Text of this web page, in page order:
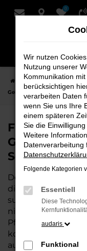
Zum
0
Startseite Weyhe
Gebrauchtwagen für Weyhe
Finden Sie
Schmidt +
Der Audi Q8 ist
die ein
suchen. Mit seiner
niedrigen
Pflege ist dieser
kostengünstige
auf Komfort und
Wir nutzen
Nutzung unserer
Kommunikation
berücksichtigen
verarbeiten Daten
wenn Sie uns Ihre
einem späteren
Sie die
Weitere
Datenverarbeitung
Folgende Kategorien
Essentiell
Diese
audaris
Funktional